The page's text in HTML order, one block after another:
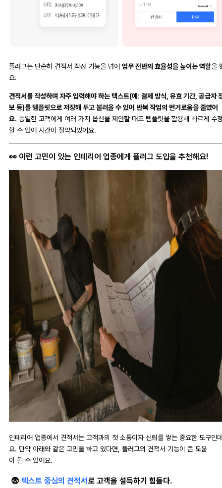
플러그는 단순히 견적서 작성 기능을 넘어 업무 전반의 효율성을 높이는 역할을
요.
견적서를 작성하며 자주 입력해야 하는 텍스트(예: 결제 방식, 유효 기간, 공급자
보 등)를 템플릿으로 저장해 두고 불러올 수 있어 반복 작업의 번거로움을 줄였어
요. 동일한 고객에게 여러 가지 옵션을 제안할 때도 템플릿을 활용해 빠르게 수
할 수 있어 시간이 절약되었어요.
👀 이런 고민이 있는 인테리어 업종에게 플러그 도입을 추천해요!
인테리어 업종에서 견적서는 고객과의 첫 소통이자 신뢰를 쌓는 중요한 도구인
요. 만약 아래와 같은 고민을 하고 있다면, 플러그의 견적서 기능이 큰 도움
이 될 수 있어요.
😨 텍스트 중심의 견적서 로 고객을 설득하기 힘들다.